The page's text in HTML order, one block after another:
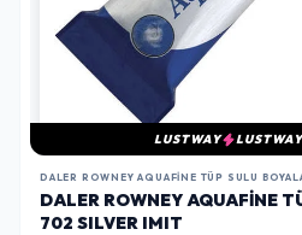
LUSTWAY LUSTWAY
DALER ROWNEY AQUAFINE TÜP SULU
DALER ROWNEY AQUAFINE
702 SILVER IMIT